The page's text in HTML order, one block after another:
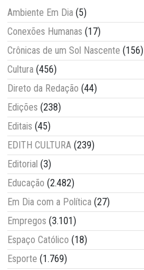
Ambiente Em Dia (5)
Conexões Humanas (17)
Crônicas de um Sol Nascente (156)
Cultura (456)
Direto da Redação (44)
Edições (238)
Editais (45)
EDITH CULTURA (239)
Editorial (3)
Educação (2.482)
Em Dia com a Política (27)
Empregos (3.101)
Espaço Católico (18)
Esporte (1.769)